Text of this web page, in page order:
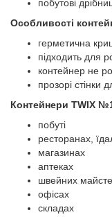
побутові
Особливості
герметична
підходить для
контейнер не
прозорі стінки
Контейнери TWIX
побуті
ресторанах,
магазинах
аптеках
швейних
офісах
складах